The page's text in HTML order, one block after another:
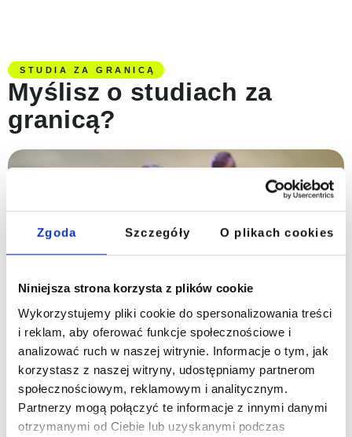
Zgoda Szczegóły O plikach cookies
Niniejsza strona korzysta z plików cookie
Wykorzystujemy pliki cookie do spersonalizowania treści
i reklam, aby oferować funkcje społecznościowe i
analizować ruch w naszej witrynie. Informacje o tym, jak
korzystasz z naszej witryny, udostępniamy partnerom
społecznościowym, reklamowym i analitycznym.
Partnerzy mogą połączyć te informacje z innymi danymi
otrzymanymi od Ciebie lub uzyskanymi podczas
STUDIA ZA GRANICĄ
Myślisz o studiach za
granicą?
Coraz więcej uczniów wybiera studia poza Polską.
Przygotowujemy do wszystkich międzynarodowych
egzaminów wymaganych przez uczelnie zagraniczne